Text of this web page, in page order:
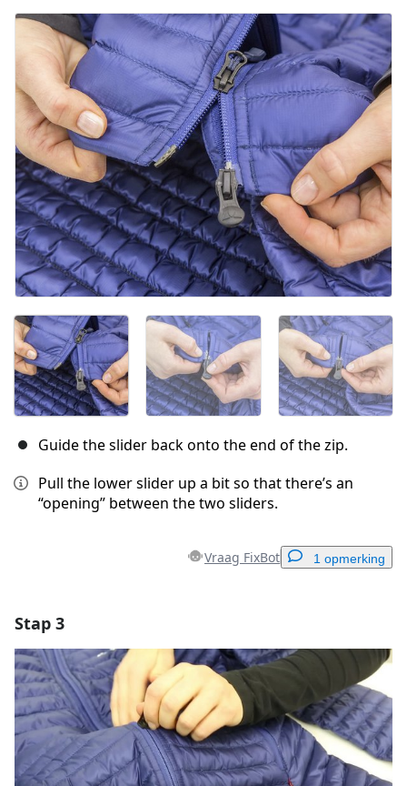
Guide the slider back onto the end of the zip.
Pull the lower slider up a bit so that there’s an
“opening” between the two sliders.
Vraag FixBot 1 opmerking
Voeg opmerking toe
Annuleren Plaats opmerking
Stap 3